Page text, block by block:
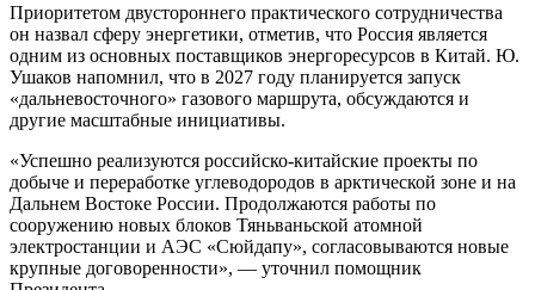
Приоритетом двустороннего практического сотрудничества
он назвал сферу энергетики, отметив, что Россия является
одним из основных поставщиков энергоресурсов в Китай. Ю.
Ушаков напомнил, что в 2027 году планируется запуск
«дальневосточного» газового маршрута, обсуждаются и
другие масштабные инициативы.
«Успешно реализуются российско-китайские проекты по
добыче и переработке углеводородов в арктической зоне и на
Дальнем Востоке России. Продолжаются работы по
сооружению новых блоков Тяньваньской атомной
электростанции и АЭС «Сюйдапу», согласовываются новые
крупные договоренности», — уточнил помощник